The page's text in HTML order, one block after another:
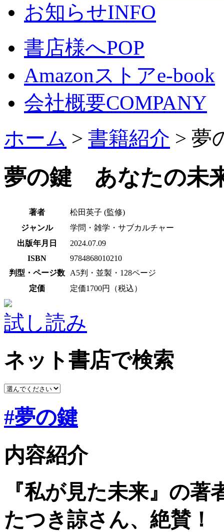
お知らせINFO
書店様へPOP
Amazonストアe-book
会社概要COMPANY
ホーム > 書籍紹介 > 夢
夢の鍵 あなたの未
著者
松田英子 (監修)
ジャンル
学問・雑学・サブカルチャー
出版年月日
2024.07.09
ISBN
9784868010210
判型・ページ数
A5判・並製・128ページ
定価
定価1700円（税込）
試し読み
ネット書店で検索
#夢の鍵
内容紹介
『私が見た未来』の著
たつき諒さん、絶賛！